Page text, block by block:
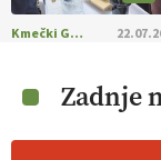
Kmečki Glas
Zadnje